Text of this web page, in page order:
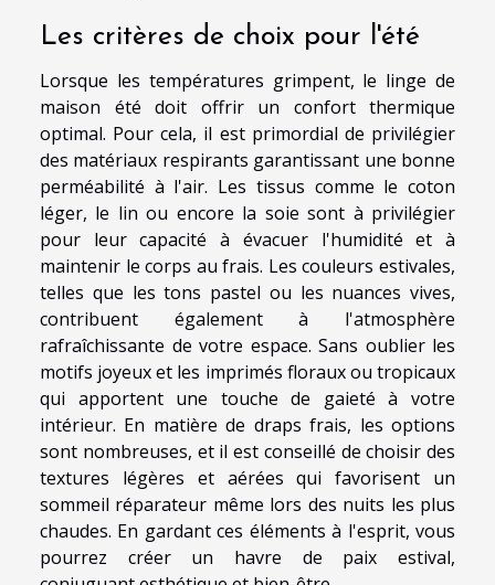
Les critères de choix pour l'été
Lorsque les températures grimpent, le linge de
maison été doit offrir un confort thermique
optimal. Pour cela, il est primordial de privilégier
des matériaux respirants garantissant une bonne
perméabilité à l'air. Les tissus comme le coton
léger, le lin ou encore la soie sont à privilégier
pour leur capacité à évacuer l'humidité et à
maintenir le corps au frais. Les couleurs estivales,
telles que les tons pastel ou les nuances vives,
contribuent également à l'atmosphère
rafraîchissante de votre espace. Sans oublier les
motifs joyeux et les imprimés floraux ou tropicaux
qui apportent une touche de gaieté à votre
intérieur. En matière de draps frais, les options
sont nombreuses, et il est conseillé de choisir des
textures légères et aérées qui favorisent un
sommeil réparateur même lors des nuits les plus
chaudes. En gardant ces éléments à l'esprit, vous
pourrez créer un havre de paix estival,